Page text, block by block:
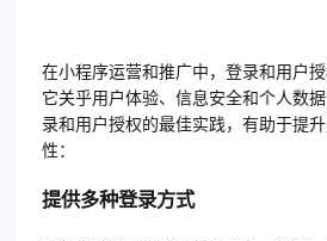
在小程序运营和推广中，登录和用户授
它关乎用户体验、信息安全和个人数
录和用户授权的最佳实践，有助于提
性：
提供多种登录方式